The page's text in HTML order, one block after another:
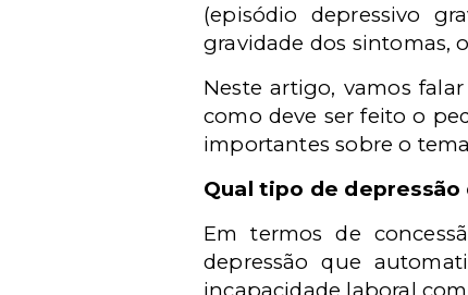
(episódio depressivo
gravidade dos sintomas,
Neste artigo, vamos
como deve ser feito o
importantes sobre o
Qual tipo de depressão
Em termos de
depressão que